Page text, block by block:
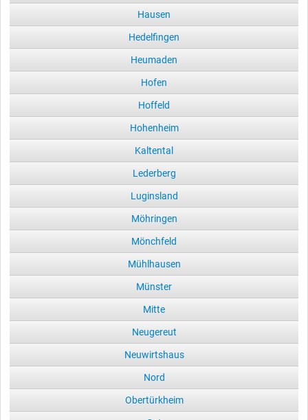
Hausen
Hedelfingen
Heumaden
Hofen
Hoffeld
Hohenheim
Kaltental
Lederberg
Luginsland
Möhringen
Mönchfeld
Mühlhausen
Münster
Mitte
Neugereut
Neuwirtshaus
Nord
Obertürkheim